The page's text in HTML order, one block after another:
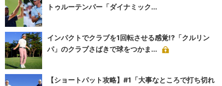
トゥルーテンパー「ダイナミック...
インパクトでクラブを1回転させる感覚!?「クルリン
パ」のクラブさばきで球をつかま...
【ショートパット攻略】#1「大事なところで打ち切れ